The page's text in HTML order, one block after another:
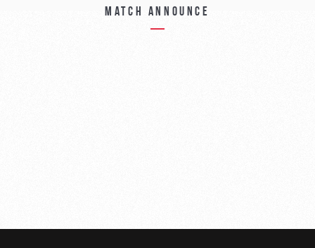
Match announce